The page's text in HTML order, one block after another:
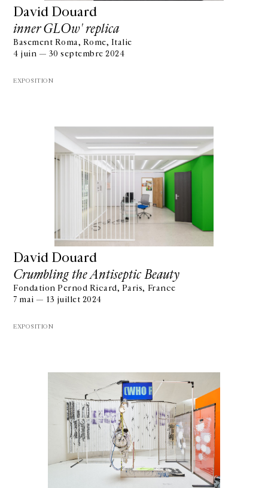
David Douard
inner GLOw' replica
Basement Roma, Rome, Italie
4 juin — 30 septembre 2024
EXPOSITION
David Douard
Crumbling the Antiseptic Beauty
Fondation Pernod Ricard, Paris, France
7 mai — 13 juillet 2024
EXPOSITION